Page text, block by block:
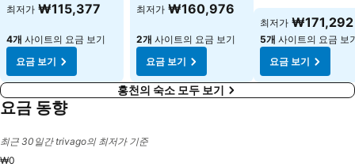
최저가 ₩115,377
4개 사이트의 요금 보기
요금 보기
최저가 ₩160,976
2개 사이트의 요금 보기
요금 보기
최저가 ₩171,292
5개 사이트의 요금 보
요금 보기
홍천의 숙소 모두 보기
요금 동향
최근 30일간 trivago의 최저가 기준
₩0